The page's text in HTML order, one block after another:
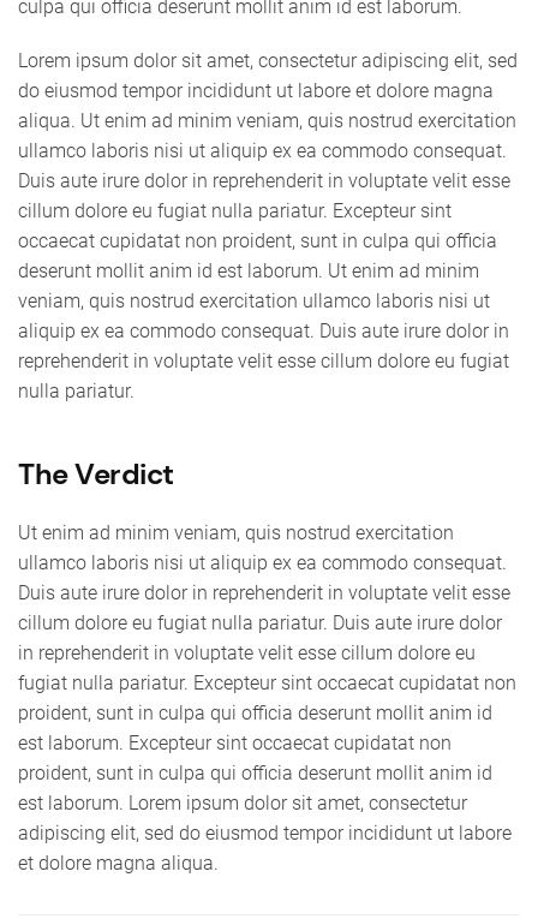
culpa qui officia deserunt mollit anim id est laborum.
Lorem ipsum dolor sit amet, consectetur adipiscing elit, sed
do eiusmod tempor incididunt ut labore et dolore magna
aliqua. Ut enim ad minim veniam, quis nostrud exercitation
ullamco laboris nisi ut aliquip ex ea commodo consequat.
Duis aute irure dolor in reprehenderit in voluptate velit esse
cillum dolore eu fugiat nulla pariatur. Excepteur sint
occaecat cupidatat non proident, sunt in culpa qui officia
deserunt mollit anim id est laborum. Ut enim ad minim
veniam, quis nostrud exercitation ullamco laboris nisi ut
aliquip ex ea commodo consequat. Duis aute irure dolor in
reprehenderit in voluptate velit esse cillum dolore eu fugiat
nulla pariatur.
The Verdict
Ut enim ad minim veniam, quis nostrud exercitation
ullamco laboris nisi ut aliquip ex ea commodo consequat.
Duis aute irure dolor in reprehenderit in voluptate velit esse
cillum dolore eu fugiat nulla pariatur. Duis aute irure dolor
in reprehenderit in voluptate velit esse cillum dolore eu
fugiat nulla pariatur. Excepteur sint occaecat cupidatat non
proident, sunt in culpa qui officia deserunt mollit anim id
est laborum. Excepteur sint occaecat cupidatat non
proident, sunt in culpa qui officia deserunt mollit anim id
est laborum. Lorem ipsum dolor sit amet, consectetur
adipiscing elit, sed do eiusmod tempor incididunt ut labore
et dolore magna aliqua.